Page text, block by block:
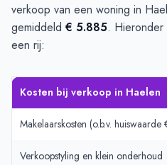
verkoop van een woning in
gemiddeld € 5.885. Hieronder
een rij:
Kosten bij verkoop in Haelen
Makelaarskosten (o.b.v.
Verkoopstyling en klein onderhoud